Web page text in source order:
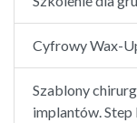
Cyfrowy Wax-
Szablony
implantów. Step